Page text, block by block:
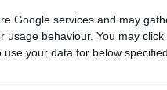
Google services and may
usage behaviour. You may
your data for below
sul contesto in
la propria casa